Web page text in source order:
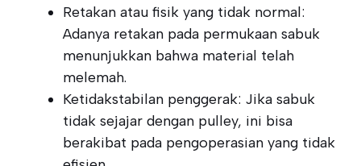
Retakan atau fisik yang tidak normal:
Adanya retakan pada permukaan sabuk
menunjukkan bahwa material telah
melemah.
Ketidakstabilan penggerak: Jika sabuk
tidak sejajar dengan pulley, ini bisa
berakibat pada pengoperasian yang tidak